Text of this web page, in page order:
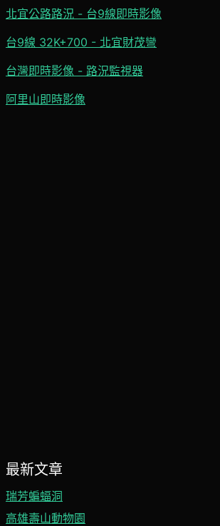
北宜公路路況 - 台9線即時影像
台9線 32K+700 - 北宜財茂彎
台灣即時影像 - 路況監視器
阿里山即時影像
最新文章
瑞芳蝙蝠洞
高雄壽山動物園